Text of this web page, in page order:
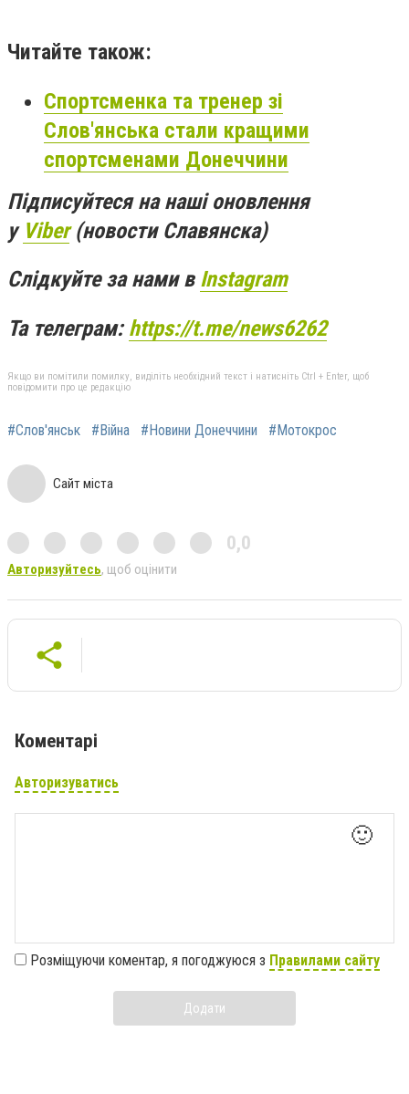
Читайте також:
Спортсменка та тренер зі
Слов'янська стали кращими
спортсменами Донеччини
Підписуйтеся на наші оновлення
у Viber(новости Славянска)
Слідкуйте за нами в Instagram
Та телеграм:https://t.me/news6262
Якщо ви помітили помилку, виділіть необхідний текст і натисніть Ctrl + Enter, щоб
повідомити про це редакцію
#Слов'янськ #Війна #Новини Донеччини #Мотокрос
Сайт міста
0,0
Авторизуйтесь, щоб оцінити
Коментарі
Авторизуватись
🙂
Розміщуючи коментар, я погоджуюся з Правилами сайту
Додати